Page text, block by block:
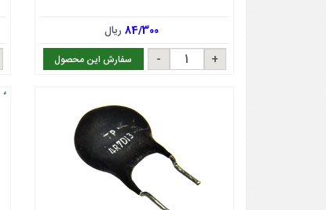
84/300 ریال
سفارش این محصول